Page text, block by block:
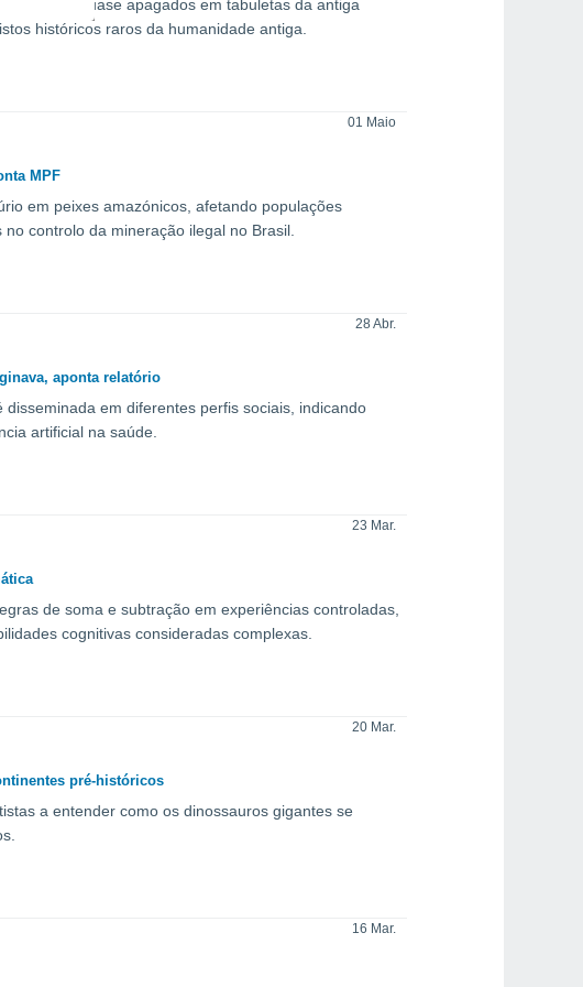
quase apagados em tabuletas da antiga
históricos raros da humanidade antiga.
01 Maio
MPF
em peixes amazónicos, afetando populações
controlo da mineração ilegal no Brasil.
28 Abr.
aponta relatório
em diferentes perfis sociais, indicando
artificial na saúde.
23 Mar.
de soma e subtração em experiências controladas,
cognitivas consideradas complexas.
20 Mar.
pré-históricos
a entender como os dinossauros gigantes se
16 Mar.